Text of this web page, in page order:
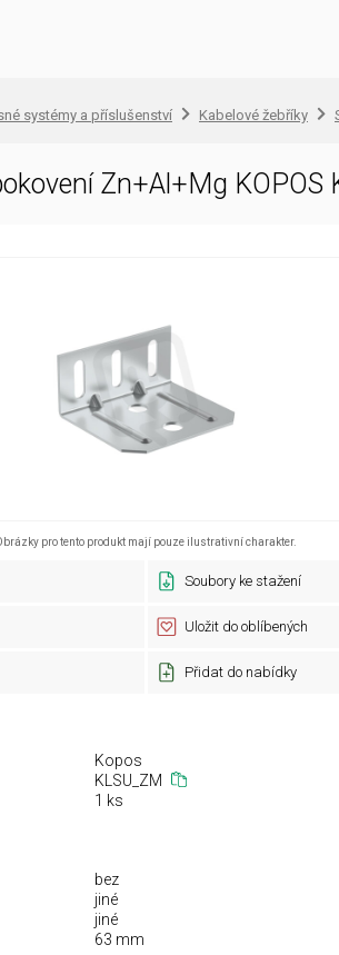
systémy a příslušenství Kabelové žebříky
Zn+Al+Mg KOPOS
pro tento produkt mají pouze ilustrativní charakter.
Soubory ke stažení
Uložit do oblíbených
Přidat do nabídky
Kopos
KLSU_ZM
1 ks
bez
jiné
jiné
63 mm